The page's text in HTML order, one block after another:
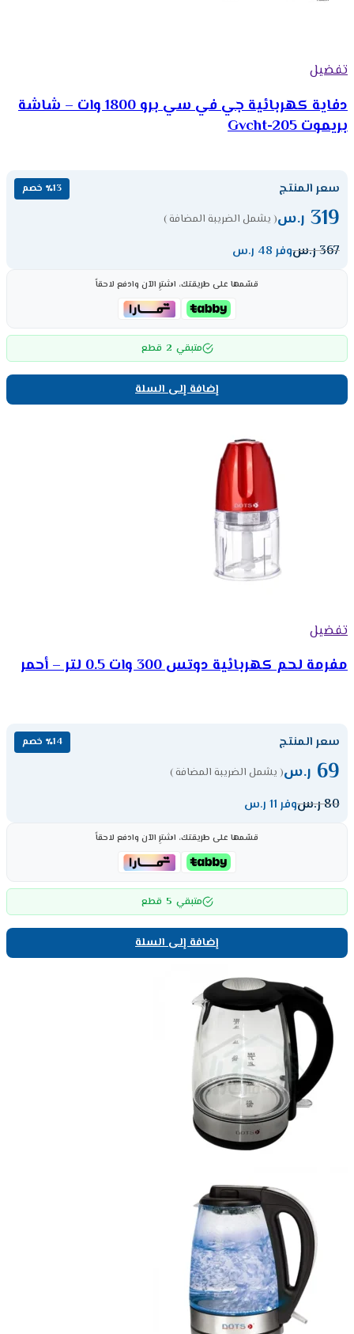
تفضيل
دفاية كهربائية جي في سي برو 1800 وات – شاشة
بريموت Gvcht-205
سعر المنتج ٪13 خصم
319 ر.س( يشمل الضريبة المضافة )
367ر.سوفر 48 ر.س
قسّمها على طريقتك، اشترِ الآن وادفع لاحقاً
متبقي 2 قطع
إضافة إلى السلة
تفضيل
مفرمة لحم كهربائية دوتس 300 وات 0.5 لتر – أحمر
سعر المنتج ٪14 خصم
69 ر.س( يشمل الضريبة المضافة )
80ر.سوفر 11 ر.س
قسّمها على طريقتك، اشترِ الآن وادفع لاحقاً
متبقي 5 قطع
إضافة إلى السلة